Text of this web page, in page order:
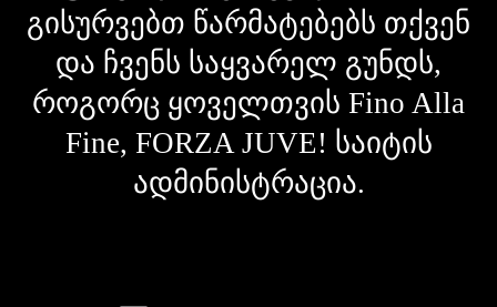
გისურვებთ წარმატებებს თქვენ
და ჩვენს საყვარელ გუნდს,
როგორც ყოველთვის Fino Alla
Fine, FORZA JUVE! საიტის
ადმინისტრაცია.